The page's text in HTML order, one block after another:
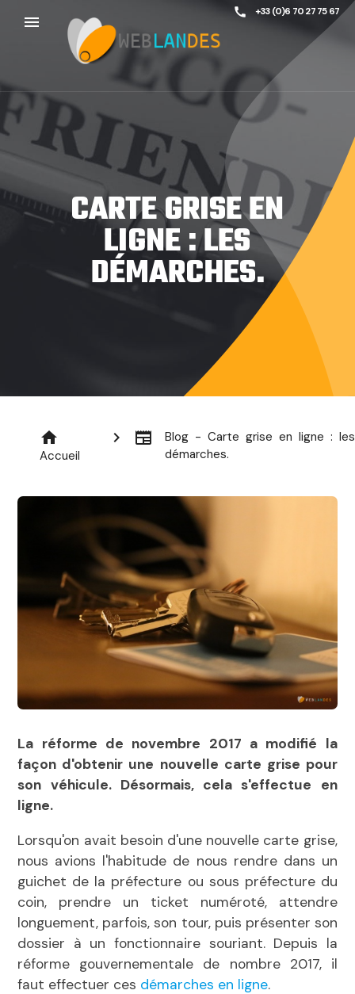
call +33 (0)6 70 27 75 67
menu
CARTE GRISE EN
LIGNE : LES
DÉMARCHES.
home
Accueil
chevron_right newspaper
Blog - Carte grise en ligne : les
démarches.
La réforme de novembre 2017 a modifié la
façon d'obtenir une nouvelle carte grise pour
son véhicule. Désormais, cela s'effectue en
ligne.
Lorsqu'on avait besoin d'une nouvelle carte grise,
nous avions l'habitude de nous rendre dans un
guichet de la préfecture ou sous préfecture du
coin, prendre un ticket numéroté, attendre
longuement, parfois, son tour, puis présenter son
dossier à un fonctionnaire souriant. Depuis la
réforme gouvernementale de nombre 2017, il
faut effectuer ces démarches en ligne.